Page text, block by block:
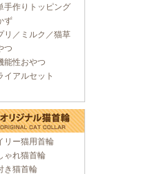
手作りトッピング
ず
リ／ミルク／猫草
つ
能性おやつ
イアルセット
リー猫用首輪
ゃれ猫首輪
き猫首輪